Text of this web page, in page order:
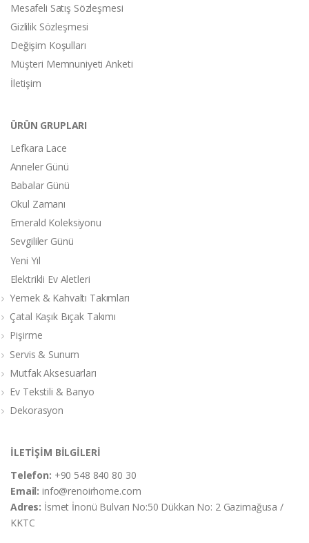
Mesafeli Satış Sözleşmesi
Gizlilik Sözleşmesi
Değişim Koşulları
Müşteri Memnuniyeti Anketi
İletişim
ÜRÜN GRUPLARI
Lefkara Lace
Anneler Günü
Babalar Günü
Okul Zamanı
Emerald Koleksiyonu
Sevgililer Günü
Yeni Yıl
Elektrikli Ev Aletleri
Yemek & Kahvaltı Takımları
Çatal Kaşık Bıçak Takımı
Pişirme
Servis & Sunum
Mutfak Aksesuarları
Ev Tekstili & Banyo
Dekorasyon
İLETİŞİM BİLGİLERİ
Telefon: +90 548 840 80 30
Email:info@renoirhome.com
Adres: İsmet İnonü Bulvarı No:50 Dükkan No: 2 Gazimağusa /
KKTC